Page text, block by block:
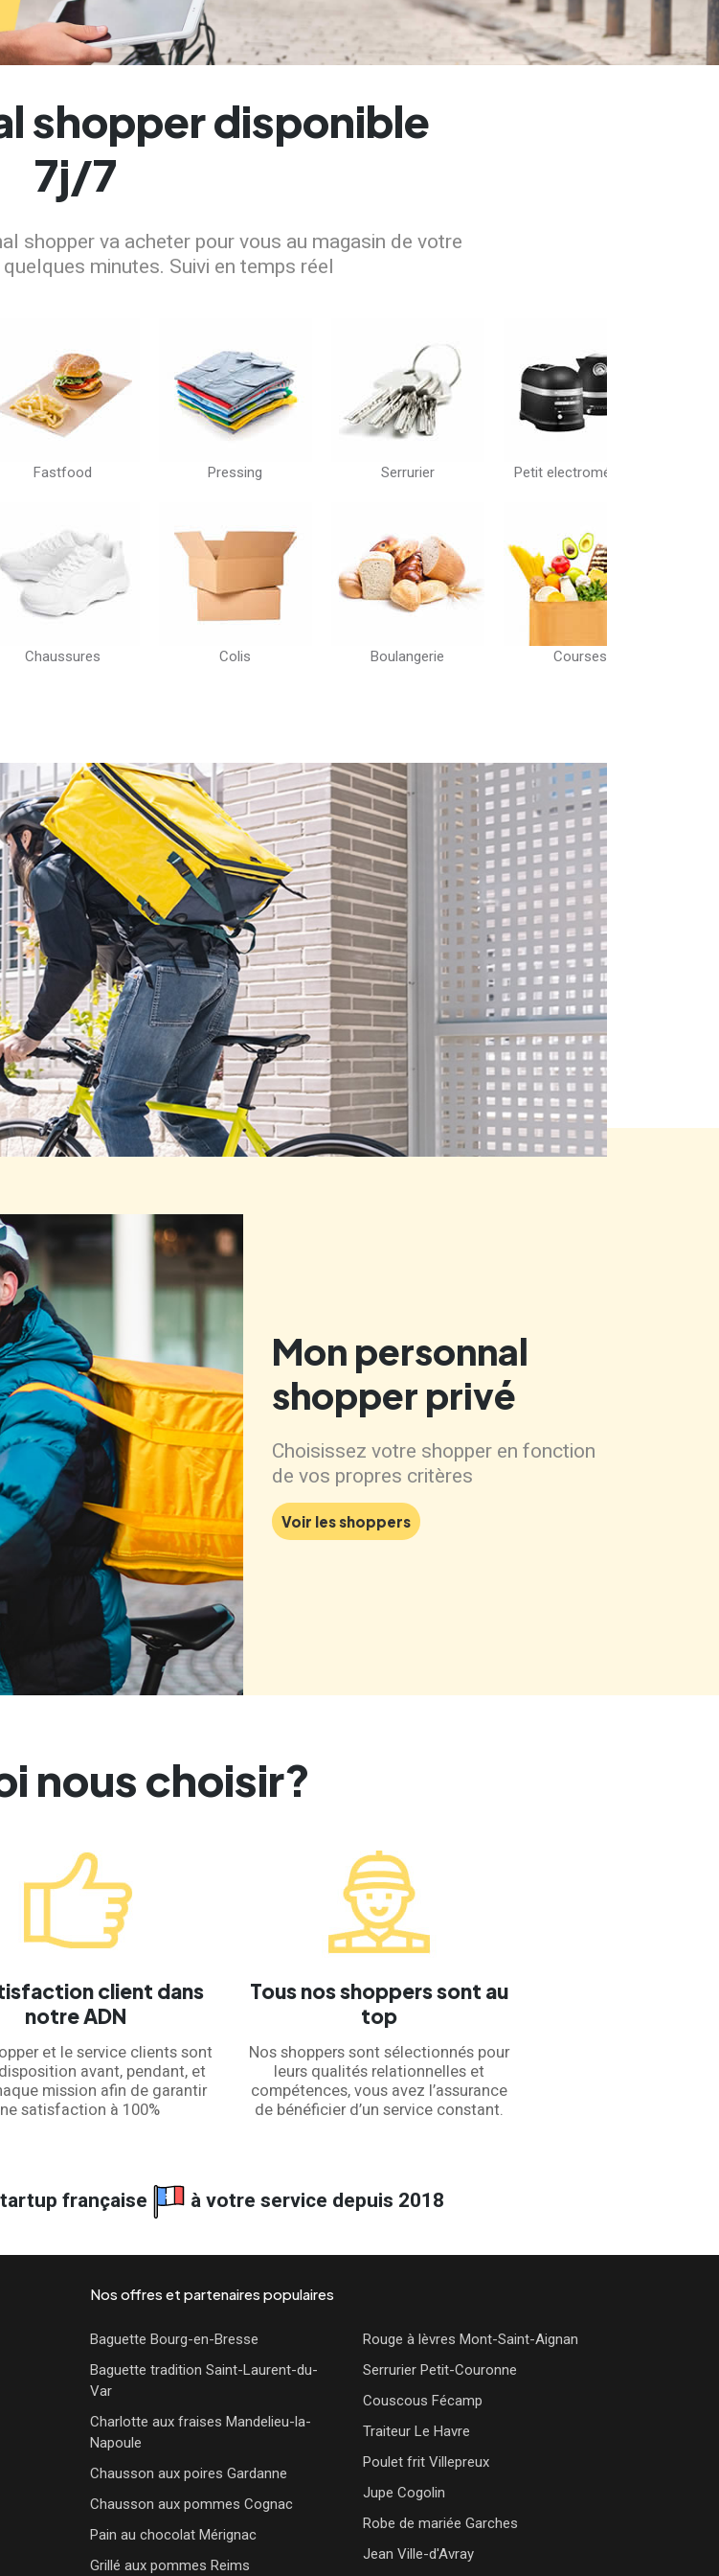
shopper disponible
7j/7
shopper va acheter pour vous au magasin de votre
minutes. Suivi en temps réel
Pressing Serrurier Petit electroménager Réparation smartphone
Colis Boulangerie Courses
Mon personnal
shopper privé
Choisissez votre shopper en fonction
de vos propres critères
Voir les shoppers
nous choisir?
client dans
notre ADN
et le service clients sont
avant, pendant, et
mission afin de garantir
satisfaction à 100%
Tous nos shoppers sont au
top
Nos shoppers sont sélectionnés pour
leurs qualités relationnelles et
compétences, vous avez l’assurance
de bénéficier d’un service constant.
française à votre service depuis 2018
Nos offres et partenaires populaires
Baguette Bourg-en-Bresse
Baguette tradition Saint-Laurent-du-
Var
Charlotte aux fraises Mandelieu-la-
Napoule
Chausson aux poires Gardanne
Chausson aux pommes Cognac
Pain au chocolat Mérignac
Grillé aux pommes Reims
Rouge à lèvres Mont-Saint-Aignan
Serrurier Petit-Couronne
Couscous Fécamp
Traiteur Le Havre
Poulet frit Villepreux
Jupe Cogolin
Robe de mariée Garches
Jean Ville-d'Avray